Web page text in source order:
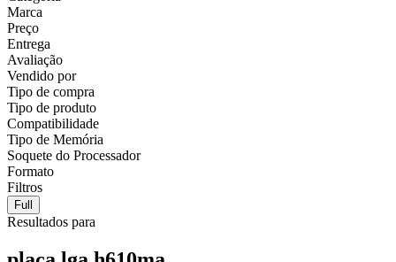
Marca
Preço
Entrega
Avaliação
Vendido por
Tipo de compra
Tipo de produto
Compatibilidade
Tipo de Memória
Soquete do Processador
Formato
Filtros
Full
Resultados para